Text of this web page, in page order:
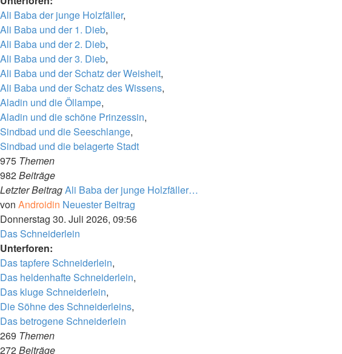
Ali Baba der junge Holzfäller,
Ali Baba und der 1. Dieb,
Ali Baba und der 2. Dieb,
Ali Baba und der 3. Dieb,
Ali Baba und der Schatz der Weisheit,
Ali Baba und der Schatz des Wissens,
Aladin und die Öllampe,
Aladin und die schöne Prinzessin,
Sindbad und die Seeschlange,
Sindbad und die belagerte Stadt
975 Themen
982Beiträge
Letzter BeitragAli Baba der junge Holzfäller…
von Androidin Neuester Beitrag
Donnerstag 30. Juli 2026, 09:56
Das Schneiderlein
Unterforen:
Das tapfere Schneiderlein,
Das heldenhafte Schneiderlein,
Das kluge Schneiderlein,
Die Söhne des Schneiderleins,
Das betrogene Schneiderlein
269 Themen
272Beiträge